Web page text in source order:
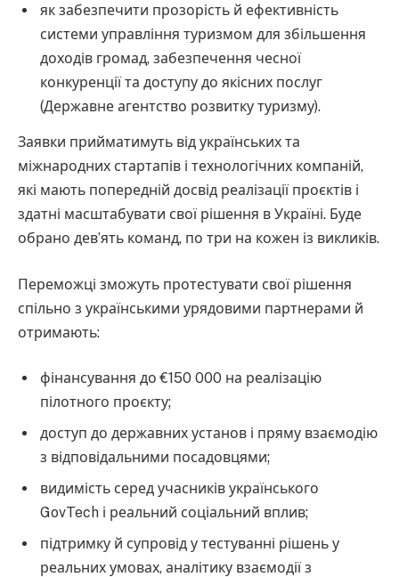
як забезпечити прозорість й ефективність
системи управління туризмом для збільшення
доходів громад, забезпечення чесної
конкуренції та доступу до якісних послуг
(Державне агентство розвитку туризму).
Заявки прийматимуть від українських та
міжнародних стартапів і технологічних компаній,
які мають попередній досвід реалізації проєктів і
здатні масштабувати свої рішення в Україні. Буде
обрано дев’ять команд, по три на кожен із викликів.
Переможці зможуть протестувати свої рішення
спільно з українськими урядовими партнерами й
отримають:
фінансування до €150 000 на реалізацію
пілотного проєкту;
доступ до державних установ і пряму взаємодію
з відповідальними посадовцями;
видимість серед учасників українського
GovTech і реальний соціальний вплив;
підтримку й супровід у тестуванні рішень у
реальних умовах, аналітику взаємодії з